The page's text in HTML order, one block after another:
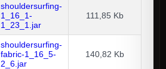
shouldersurfing-
1_16_1-
1_23_1.jar
111,85 Kb
shouldersurfing-
fabric-1_16_5-
2_6.jar
140,82 Kb